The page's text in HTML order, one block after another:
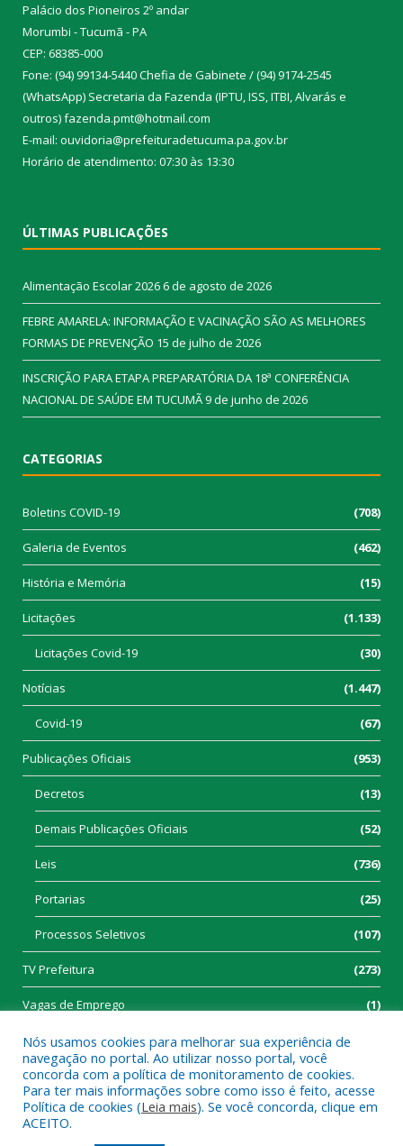
Palácio dos Pioneiros 2º andar
Morumbi - Tucumã - PA
CEP: 68385-000
Fone: (94) 99134-5440 Chefia de Gabinete / (94) 9174-2545
(WhatsApp) Secretaria da Fazenda (IPTU, ISS, ITBI, Alvarás e
outros) fazenda.pmt@hotmail.com
E-mail: ouvidoria@prefeituradetucuma.pa.gov.br
Horário de atendimento: 07:30 às 13:30
ÚLTIMAS PUBLICAÇÕES
Alimentação Escolar 20266 de agosto de 2026
FEBRE AMARELA: INFORMAÇÃO E VACINAÇÃO SÃO AS MELHORES
FORMAS DE PREVENÇÃO 15 de julho de 2026
INSCRIÇÃO PARA ETAPA PREPARATÓRIA DA 18ª CONFERÊNCIA
NACIONAL DE SAÚDE EM TUCUMÃ9 de junho de 2026
CATEGORIAS
Boletins COVID-19 (708)
Galeria de Eventos (462)
História e Memória (15)
Licitações (1.133)
Licitações Covid-19 (30)
Notícias (1.447)
Covid-19 (67)
Publicações Oficiais (953)
Decretos (13)
Demais Publicações Oficiais (52)
Leis (736)
Portarias (25)
Processos Seletivos (107)
TV Prefeitura (273)
Vagas de Emprego (1)
Todos os direitos reservados a Prefeitura Municipal de Tucumã.
Nós usamos cookies para melhorar sua experiência de
navegação no portal. Ao utilizar nosso portal, você
concorda com a política de monitoramento de cookies.
Para ter mais informações sobre como isso é feito, acesse
Política de cookies (Leia mais). Se você concorda, clique em
ACEITO.